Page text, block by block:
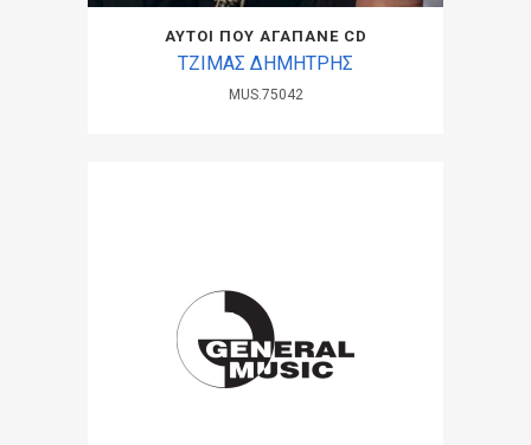
ΑΥΤΟΙ ΠΟΥ ΑΓΑΠΑΝΕ CD
ΤΖΙΜΑΣ ΔΗΜΗΤΡΗΣ
MUS.75042